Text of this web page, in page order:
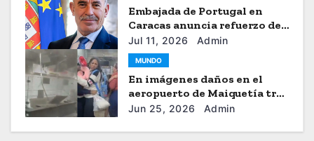
Embajada de Portugal en
Caracas anuncia refuerzo de
ayuda humanitaria
Jul 11, 2026 Admin
MUNDO
En imágenes daños en el
aeropuerto de Maiquetía tras
los sismos
Jun 25, 2026 Admin